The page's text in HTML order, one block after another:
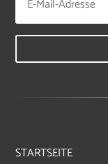
STARTSEITE